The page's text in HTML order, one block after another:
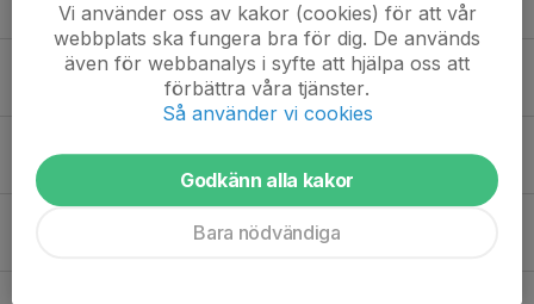
9 feb, 17:20 0
Vinnaren utsedd i årets sponsorlotteri!
9 feb, 11:40 0
0
Vi använder oss av kakor (cookies) för att vår
webbplats ska fungera bra för dig. De används
även för webbanalys i syfte att hjälpa oss att
förbättra våra tjänster.
Så använder vi cookies
Godkänn alla kakor
Bara nödvändiga